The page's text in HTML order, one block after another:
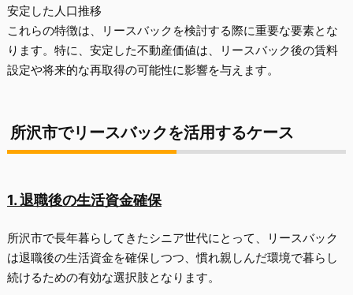
安定した人口推移
これらの特徴は、リースバックを検討する際に重要な要素とな
ります。特に、安定した不動産価値は、リースバック後の賃料
設定や将来的な再取得の可能性に影響を与えます。
所沢市でリースバックを活用するケース
1. 退職後の生活資金確保
所沢市で長年暮らしてきたシニア世代にとって、リースバック
は退職後の生活資金を確保しつつ、慣れ親しんだ環境で暮らし
続けるための有効な選択肢となります。